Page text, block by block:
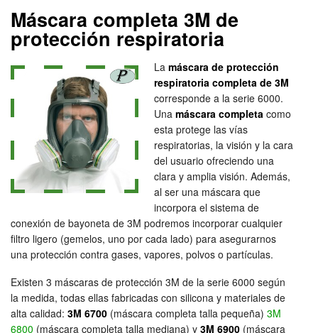
Máscara completa 3M de
protección respiratoria
La máscara de protección
respiratoria completa de 3M
corresponde a la serie 6000.
Una máscara completa como
esta protege las vías
respiratorias, la visión y la cara
del usuario ofreciendo una
clara y amplia visión. Además,
al ser una máscara que
incorpora el sistema de
conexión de bayoneta de 3M podremos incorporar cualquier
filtro ligero (gemelos, uno por cada lado) para asegurarnos
una protección contra gases, vapores, polvos o partículas.
Existen 3 máscaras de protección 3M de la serie 6000 según
la medida, todas ellas fabricadas con silicona y materiales de
alta calidad: 3M 6700 (máscara completa talla pequeña) 3M
6800 (máscara completa talla mediana) y 3M 6900 (máscara